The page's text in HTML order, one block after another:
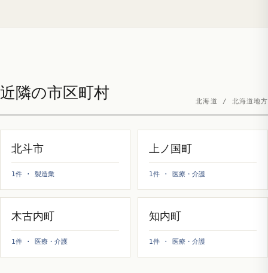
近隣の市区町村 北海道 / 北海道地方
北斗市
1件 · 製造業
上ノ国町
1件 · 医療・介護
木古内町
1件 · 医療・介護
知内町
1件 · 医療・介護